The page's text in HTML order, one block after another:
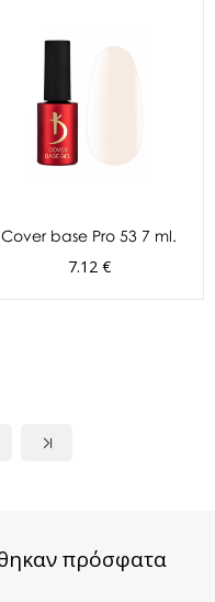
Cover base Pro 53 7 ml.
7.12 €
πρόσφατα